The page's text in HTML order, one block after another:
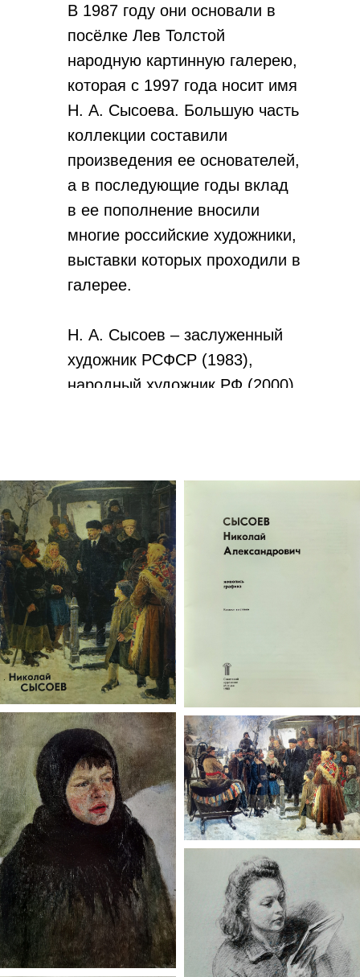
В 1987 году они основали в
посёлке Лев Толстой
народную картинную галерею,
которая с 1997 года носит имя
Н. А. Сысоева. Большую часть
коллекции составили
произведения ее основателей,
а в последующие годы вклад
в ее пополнение вносили
многие российские художники,
выставки которых проходили в
галерее.
Н. А. Сысоев – заслуженный
художник РСФСР (1983),
народный художник РФ (2000),
Н. А. Сысоев умер 1 марта
2001 года. В том же году
улица Южная в пос. Лев
Толстой была переименована
в улицу им. Н. А. Сысоева.
Ежегодно в День памяти
художника (день его
рождения) в поселке проходит
награждение юных
художников, победителей
конкурсов детских рисунков.